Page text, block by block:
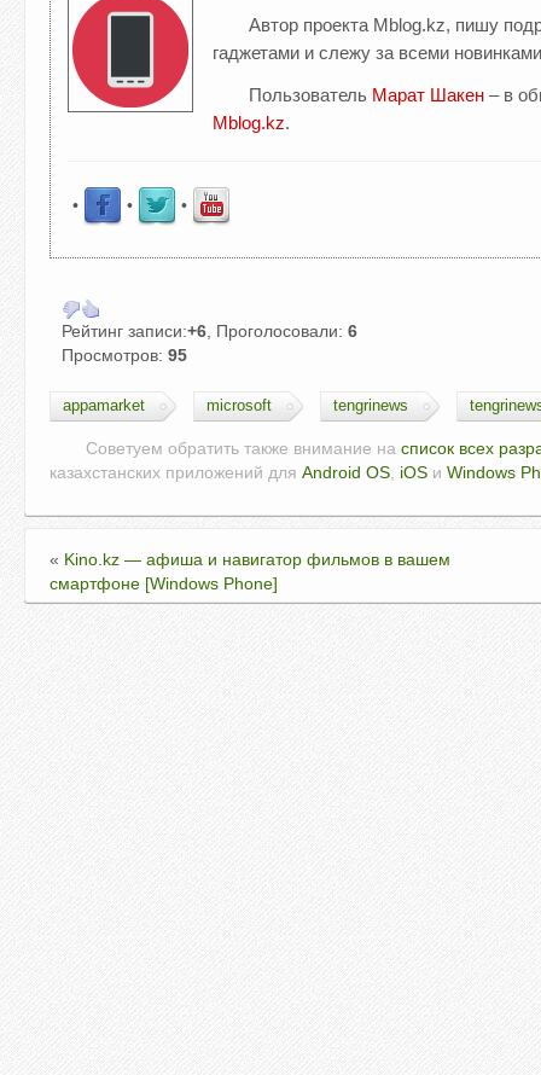
Автор проекта Mblog.kz, пишу
гаджетами и слежу за всеми
Пользователь Марат Шакен– в
Mblog.kz.
• • •
Рейтинг записи:+6, Проголосовали: 6
Просмотров: 95
appamarket microsoft tengrinews
Советуем обратить также внимание на список всех
казахстанских приложений для Android OS, iOS и Windows
« Kino.kz — афиша и навигатор фильмов в вашем
смартфоне [Windows Phone]